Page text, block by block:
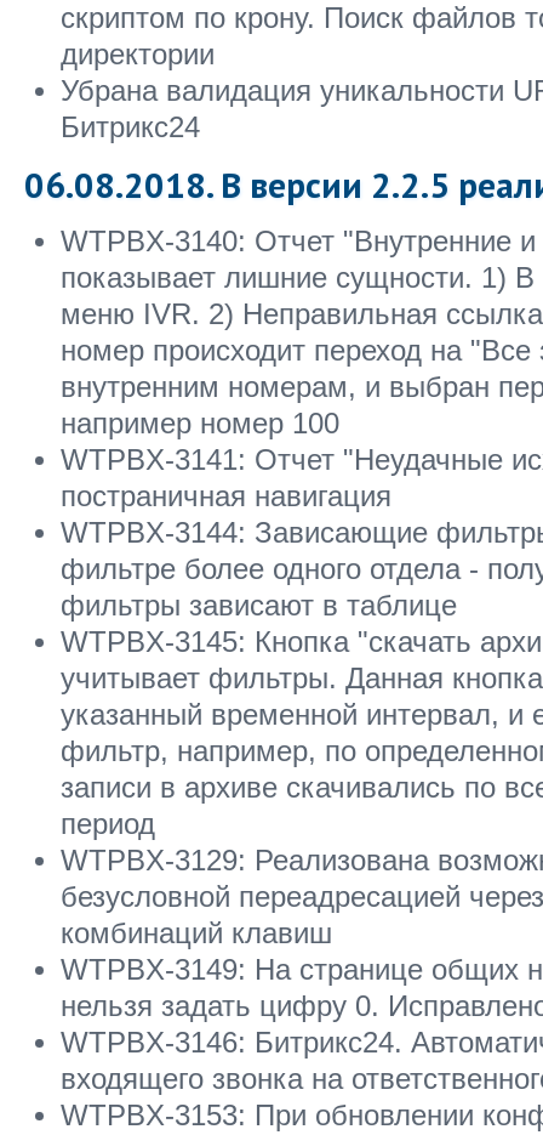
скриптом по крону. Поиск файлов
директории
Убрана валидация уникальности
Битрикс24
06.08.2018. В версии 2.2.5
WTPBX-3140: Отчет "Внутренние
показывает лишние сущности. 1) В
меню IVR. 2) Неправильная
номер происходит переход на
внутренним номерам, и выбран
например номер 100
WTPBX-3141: Отчет "Неудачные
постраничная навигация
WTPBX-3144: Зависающие
фильтре более одного отдела -
фильтры зависают в таблице
WTPBX-3145: Кнопка "скачать
учитывает фильтры. Данная
указанный временной интервал,
фильтр, например, по
записи в архиве скачивались по
период
WTPBX-3129: Реализована
безусловной переадресацией
комбинаций клавиш
WTPBX-3149: На странице общих
нельзя задать цифру 0.
WTPBX-3146: Битрикс24.
входящего звонка на
WTPBX-3153: При обновлении